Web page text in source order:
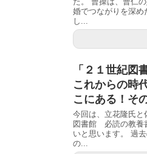
婚でつながりを深
し...
「２１世紀
これからの時
こにある！そ
今回は、立花隆氏と
図書館 必読の教養
いと思います。 過
の...